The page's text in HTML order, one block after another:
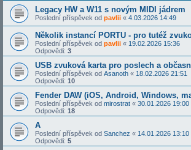
Legacy HW a W11 s novým MIDI jádrem
Poslední příspěvek od pavlii « 4.03.2026 14:49
Několik instancí PORTU - pro tutéž
Poslední příspěvek od pavlii « 19.02.2026 15:36
Odpovědi: 3
USB zvuková karta pro poslech a
Poslední příspěvek od Asanoth « 18.02.2026 21:51
Odpovědi: 10
Fender DAW (iOS, Android, Windows,
Poslední příspěvek od mirostrat « 30.01.2026 19:00
Odpovědi: 18
A
Poslední příspěvek od Sanchez « 14.01.2026 13:10
Odpovědi: 5